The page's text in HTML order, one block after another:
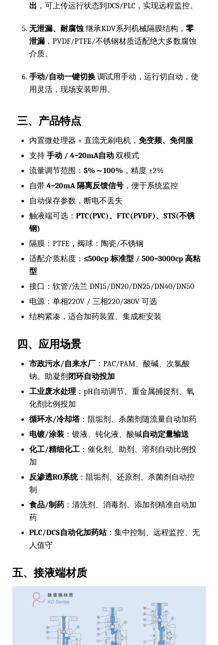
出 ，可上传运行状态到DCS/PLC，实现远程监控。
无泄漏、耐腐蚀 继承KDV系列机械隔膜结构， 零
泄漏 ，PVDF/PTFE/不锈钢材质适配绝大多数腐蚀
介质。
手动/自动一键切换 调试用手动，运行切自动，使
用灵活，现场安装即用。
三、产品特点
内置微处理器 + 直流无刷电机， 免变频、免伺服
支持 手动 / 4–20mA自动 双模式
流量调节范围： 5%～100% ，精度 ±2%
自带 4–20mA 隔离反馈信号 ，便于系统监控
自动保存参数，断电不丢失
触液端可选： PTC(PVC)、FTC(PVDF)、STS(不锈
钢)
隔膜：PTFE，阀球：陶瓷/不锈钢
适配介质粘度： ≤500cp 标准型 / 500–3000cp 高粘
型
接口：软管/法兰 DN15/DN20/DN25/DN40/DN50
电源：单相220V / 三相220/380V 可选
结构紧凑，适合加药装置、集成柜安装
四、应用场景
市政污水/自来水厂
：PAC/PAM、酸碱、次氯酸
钠、助凝剂 闭环自动投加
工业废水处理 ：pH自动调节、重金属捕捉剂、氧
化剂比例投加
循环水/冷却塔：阻垢剂、杀菌剂随流量自动加药
电镀/涂装 ：镀液、钝化液、酸碱自动定量输送
化工/精细化工 ：催化剂、助剂、溶剂自动比例投
加
反渗透RO系统：阻垢剂、还原剂、杀菌剂自动控
制
食品/制药 ：清洗剂、消毒剂、添加剂精准自动加
药
PLC/DCS自动化加药站：集中控制、远程监控、无
人值守
五、接液端材质